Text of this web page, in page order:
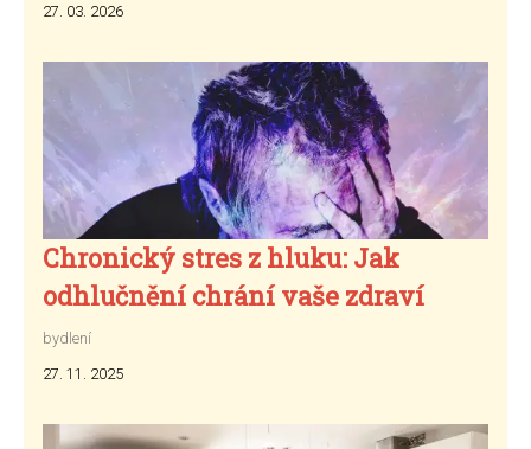
27. 03. 2026
Chronický stres z hluku: Jak
odhlučnění chrání vaše zdraví
bydlení
27. 11. 2025